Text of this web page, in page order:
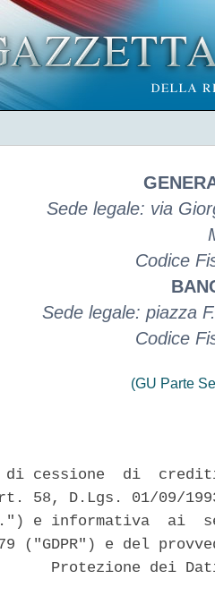
Sede legale: via
Codice
Sede legale: piazza
Codice
(GU Parte
di cessione  di
58, D.Lgs. 01/09/
e informativa  ai
("GDPR") e del
Protezione dei